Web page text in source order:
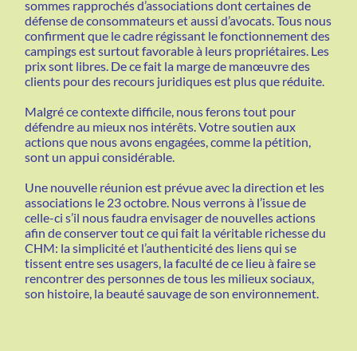
sommes rapprochés d’associations dont certaines de
défense de consommateurs et aussi d’avocats. Tous nous
confirment que le cadre régissant le fonctionnement des
campings est surtout favorable à leurs propriétaires. Les
prix sont libres. De ce fait la marge de manœuvre des
clients pour des recours juridiques est plus que réduite.
Malgré ce contexte difficile, nous ferons tout pour
défendre au mieux nos intérêts. Votre soutien aux
actions que nous avons engagées, comme la pétition,
sont un appui considérable.
Une nouvelle réunion est prévue avec la direction et les
associations le 23 octobre. Nous verrons à l’issue de
celle-ci s’il nous faudra envisager de nouvelles actions
afin de conserver tout ce qui fait la véritable richesse du
CHM: la simplicité et l’authenticité des liens qui se
tissent entre ses usagers, la faculté de ce lieu à faire se
rencontrer des personnes de tous les milieux sociaux,
son histoire, la beauté sauvage de son environnement.